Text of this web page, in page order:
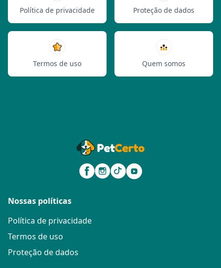
Política de privacidade Proteção de dados
Termos de uso Quem somos
Nossas políticas
Política de privacidade
Termos de uso
Proteção de dados